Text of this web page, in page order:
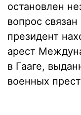
остановлен
вопрос
президент
арест
в Гааге,
военных